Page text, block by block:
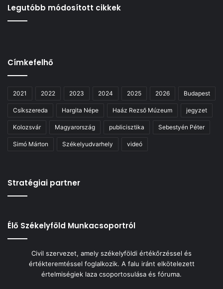
Legutóbb módosított cikkek
Címkefelhő
2021 2022 2023 2024 2025 2026 Budapest
Csíkszereda Hargita Népe Haáz Rezső Múzeum jegyzet
Kolozsvár Magyarország publicisztika Sebestyén Péter
Simó Márton Székelyudvarhely videó
Stratégiai partner
Élő Székelyföld Munkacsoportról
Civil szervezet, amely székelyföldi értékőrzéssel és
értékteremtéssel foglalkozik. A falu iránt elkötelezett
értelmiségiek laza csoportosulása és fóruma.